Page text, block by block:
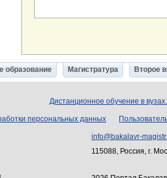
образование Магистратура Второе
Дистанционное обучение в
персональных данных
info@bakalavr-
115088, Россия, г.